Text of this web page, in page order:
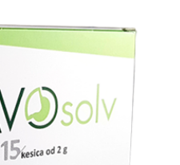
Izgubljena lozinka?